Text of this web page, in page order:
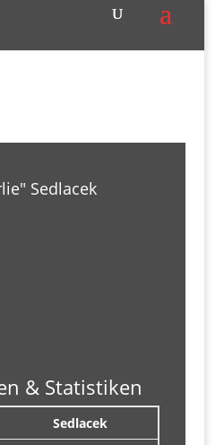
Sedlacek
& Statistiken
Sedlacek